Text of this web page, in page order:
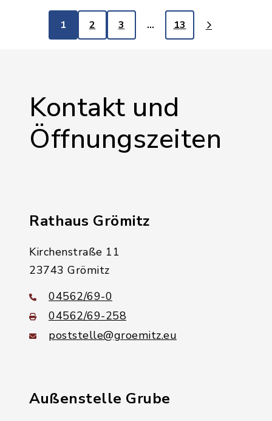
1 2 3 … 13
Kontakt und
Öffnungszeiten
Rathaus Grömitz
Kirchenstraße 11
23743 Grömitz
04562/69-0
04562/69-258
poststelle@groemitz.eu
Außenstelle Grube